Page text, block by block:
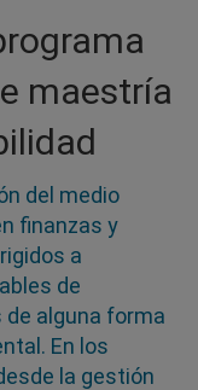
maestría
del medio
finanzas y
a
de
alguna forma
En los
la gestión